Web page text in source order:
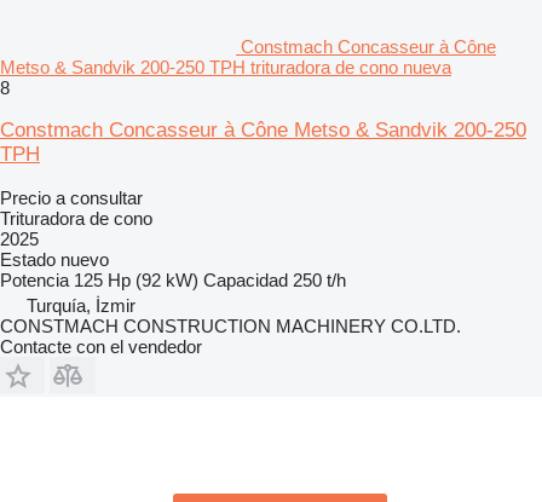
Constmach Concasseur à Cône
Metso & Sandvik 200-250 TPH trituradora de cono nueva
8
Constmach Concasseur à Cône Metso & Sandvik 200-250
TPH
Precio a consultar
Trituradora de cono
2025
Estado nuevo
Potencia 125 Hp (92 kW) Capacidad 250 t/h
Turquía, İzmir
CONSTMACH CONSTRUCTION MACHINERY CO.LTD.
Contacte con el vendedor